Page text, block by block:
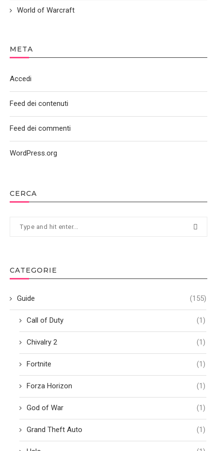
CERCA
CATEGORIE
Guide (155)
Call of Duty (1)
Chivalry 2 (1)
Fortnite (1)
Forza Horizon (1)
God of War (1)
Grand Theft Auto (1)
World of Warcraft
META
Accedi
Feed dei contenuti
Feed dei commenti
WordPress.org